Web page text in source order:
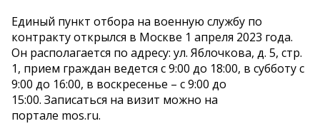
Единый пункт отбора на военную службу по
контракту открылся в Москве 1 апреля 2023 года.
Он располагается по адресу: ул. Яблочкова, д. 5, стр.
1, прием граждан ведется с 9:00 до 18:00, в субботу с
9:00 до 16:00, в воскресенье – с 9:00 до
15:00. Записаться на визит можно на
портале mos.ru.